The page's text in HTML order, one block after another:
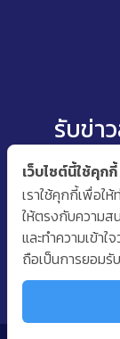
รับข่า
เว็บไซต์นี้ใช้คุกกี้
เราใช้คุกกี้เพื่อใ
ให้ตรงกับความส
และทำความเข้า
ถือเป็นการยอมรั